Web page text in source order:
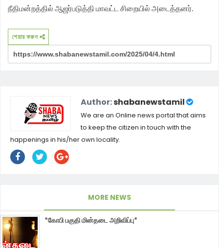
நீதிமன்றத்தில் ஆஜர்படுத்தி மாவட்ட சிறையில் அடைத்தனர்.
শেয়ার করুন
Author:shabanewstamil
We are an Online news portal that aims
to keep the citizen in touch with the
happenings in his/her own locality.
MORE NEWS
*கோபி பகுதி மின்தடை அறிவிப்பு*